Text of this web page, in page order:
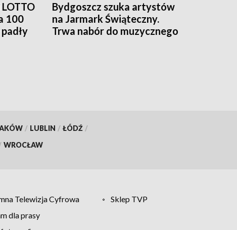
100
Bydgoszcz szuka artystów
na Jarmark Świąteczny.
Trwa nabór do muzycznego
/ LUBLIN / ŁÓDŹ /
WROCŁAW
Telewizja Cyfrowa
Sklep TVP
dla prasy